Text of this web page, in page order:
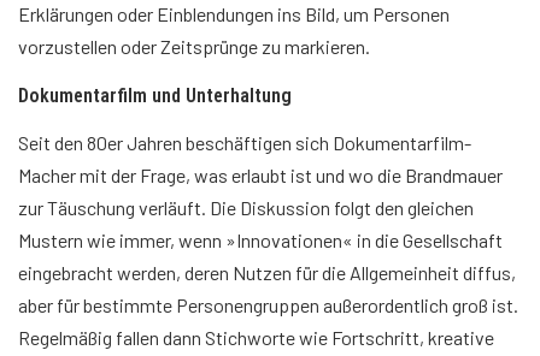
Erklärungen oder Einblendungen ins Bild, um Personen
vorzustellen oder Zeitsprünge zu markieren.
Dokumentarfilm und Unterhaltung
Seit den 80er Jahren beschäftigen sich Dokumentarfilm-
Macher mit der Frage, was erlaubt ist und wo die Brandmauer
zur Täuschung verläuft. Die Diskussion folgt den gleichen
Mustern wie immer, wenn »Innovationen« in die Gesellschaft
eingebracht werden, deren Nutzen für die Allgemeinheit diffus,
aber für bestimmte Personengruppen außerordentlich groß ist.
Regelmäßig fallen dann Stichworte wie Fortschritt, kreative